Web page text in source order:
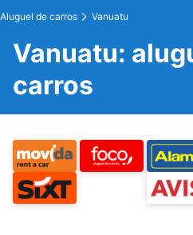
Aluguel de carros Vanuatu
Vanuatu:
carros